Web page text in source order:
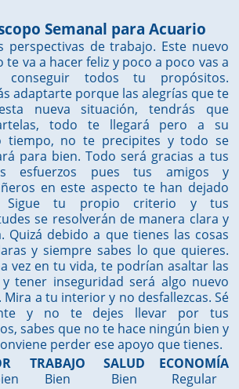
Semanal para Acuario
perspectivas de trabajo. Este nuevo
te va a hacer feliz y poco a poco vas a
conseguir todos tu propósitos.
adaptarte porque las alegrías que te
nueva situación, tendrás que
todo te llegará pero a su
tiempo, no te precipites y todo se
para bien. Todo será gracias a tus
esfuerzos pues tus amigos y
en este aspecto te han dejado
Sigue tu propio criterio y tus
se resolverán de manera clara y
Quizá debido a que tienes las cosas
y siempre sabes lo que quieres.
vez en tu vida, te podrían asaltar las
tener inseguridad será algo nuevo
Mira a tu interior y no desfallezcas. Sé
y no te dejes llevar por tus
sabes que no te hace ningún bien y
perder ese apoyo que tienes.
TRABAJO
Bien
SALUD
Bien
ECONOMÍA
Regular